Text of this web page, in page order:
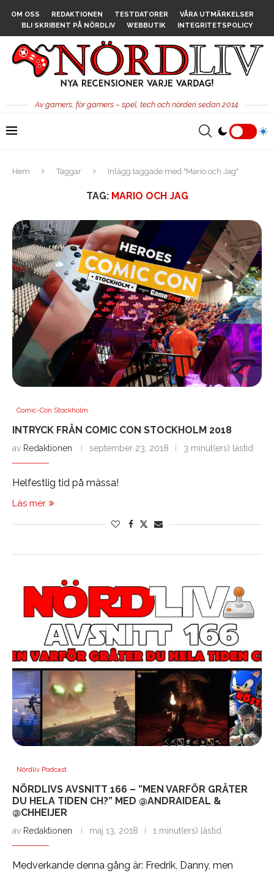
OM OSS REDAKTIONEN TESTDATORER
VÅRA UTMÄRKELSER
BLI SKRIBENT PÅ NÖRDLIV
WEBBUTIK INTEGRITETSPOLICY
Av gamers, för gamers – spel, tech och nörderi sedan 2014.
Hem Taggar Inlägg taggade med "Mario och Jag"
TAG: MARIO OCH JAG
Comic-Con Stockholm
INTRYCK FRÅN COMIC CON STOCKHOLM 2018
av Redaktionen september 23, 2018 3 minut(ers) lästid
Helfestlig tid på mässa!
Läs mer
Nördliv Podcast
NÖRDLIVS AVSNITT 166 – ”MEN VARFÖR GRÅTER
DU HELA TIDEN CH?” MED @ANDRAIDEAL &
@CHHEIJER
av Redaktionen maj 13, 2018 1 minut(ers) lästid
Medverkande denna gång är: Fredrik, Danny, men